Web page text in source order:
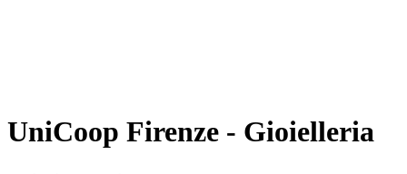
UniCoop Firenze - Gioielleria